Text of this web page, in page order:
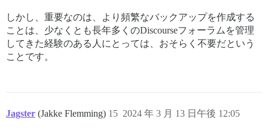
しかし、重要なのは、より頻繁なバックアップを作成する
ことは、少なくとも長年多くのDiscourseフォーラムを管理
してきた経験のある人にとっては、おそらく不要だという
ことです。
Jagster (Jakke Flemming) 2024 年 3 月 13 日午後 12:05
15